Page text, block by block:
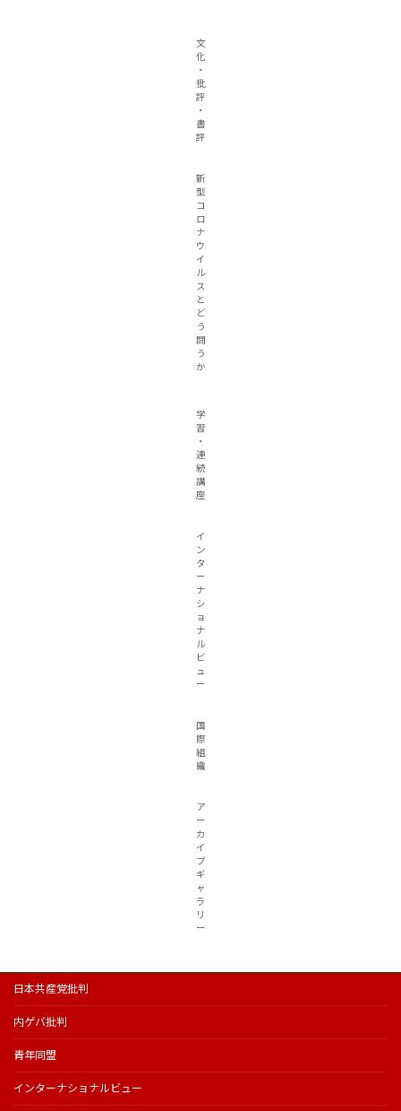
文
化
・
批
評
・
書
評
新
型
コ
ロ
ナ
ウ
イ
ル
ス
と
ど
う
闘
う
か
学
習
・
連
続
講
座
イ
ン
タ
ー
ナ
シ
ョ
ナ
ル
ビ
ュ
ー
国
際
組
織
ア
ー
カ
イ
ブ
ギ
ャ
ラ
リ
ー
日本共産党批判
内ゲバ批判
青年同盟
インターナショナルビュー